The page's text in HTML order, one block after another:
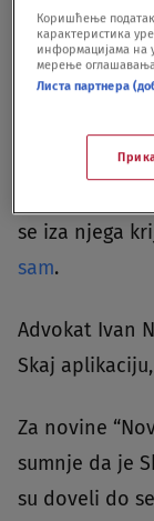
Pre svega se
upravo
Veljko
državnog
se iza njega
sam.
Advokat Ivan
Skaj
Za novine
sumnje da je
su doveli do
Коришћење
карактеристика
информацијама на
мерење оглашавања
Листа партнера